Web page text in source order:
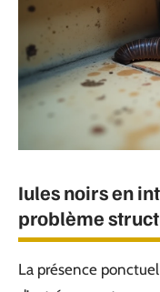
Iules noirs en
problème
La présence